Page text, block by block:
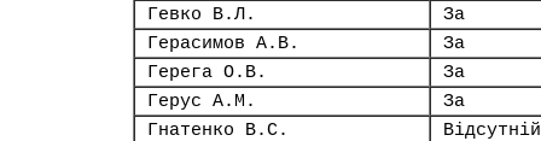
Гевко В.Л.
За
Герасимов А.В.
За
Герега О.В.
За
Герус А.М.
За
Гнатенко В.С.
Відсутній